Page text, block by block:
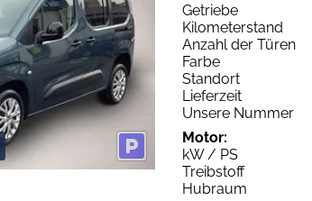
Getriebe
Kilometerstand
Anzahl der Türen
Farbe
Standort
Lieferzeit
Unsere Nummer
Motor:
kW / PS
Treibstoff
Hubraum